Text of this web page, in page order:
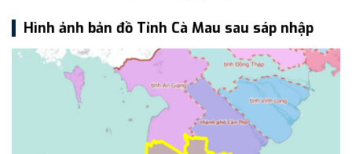
Hình ảnh bản đồ Tỉnh Cà Mau sau sáp nhập